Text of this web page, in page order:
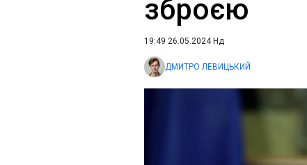
зброєю
19:49 26.05.2024 Нд
ДМИТРО ЛЕВИЦЬКИЙ